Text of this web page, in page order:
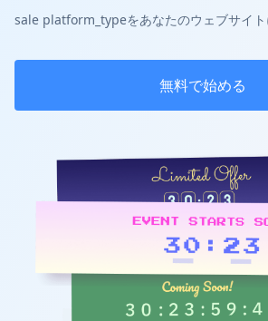
sale platform_typeをあなたのウェブサイト
無料で始める